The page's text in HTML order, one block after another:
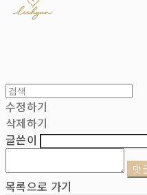
수정하기
삭제하기
글쓴이
댓
목록으로 가기